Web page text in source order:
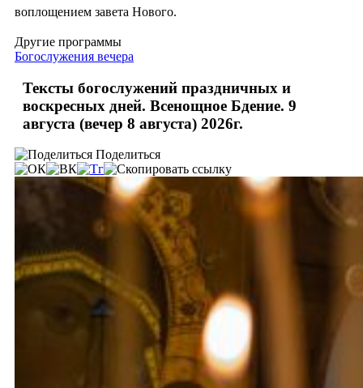
воплощением завета Нового.
Другие программы
Богослужения вечера
Тексты богослужений праздничных и
воскресных дней. Всенощное Бдение. 9
августа (вечер 8 августа) 2026г.
Поделиться